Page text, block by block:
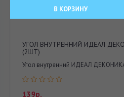
В КОРЗИНУ
УГОЛ ВНУТРЕННИЙ ИДЕАЛ
(2ШТ)
Угол внутренний ИДЕАЛ
139р.